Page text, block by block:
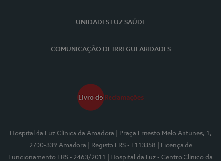
UNIDADES LUZ SAÚDE
COMUNICAÇÃO DE IRREGULARIDADES
Hospital da Luz Clínica da Amadora
| Praça Ernesto Melo Antunes, 1,
2700-339 Amadora
| Registo ERS - E113358
| Licença de
Funcionamento ERS - 2463/2011
| Hospital da Luz - Centro Clínico da